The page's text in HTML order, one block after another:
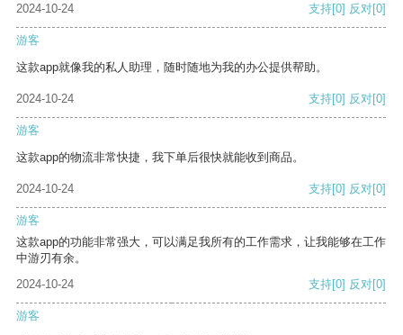
2024-10-24
支持[0] 反对[0]
游客
这款app就像我的私人助理，随时随地为我的办公提供帮助。
2024-10-24 支持[0] 反对[0]
游客
这款app的物流非常快捷，我下单后很快就能收到商品。
2024-10-24 支持[0] 反对[0]
游客
这款app的功能非常强大，可以满足我所有的工作需求，让我能够在工作
中游刃有余。
2024-10-24
支持[0] 反对[0]
游客